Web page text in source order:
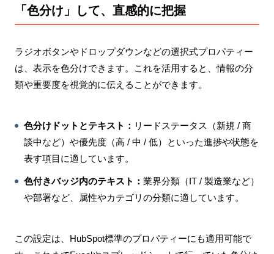
「色分け」して、直感的に把握
ラジオボタンやドロップダウンなどの選択式プロパティー
は、表示を色分けできます。これを活用すると、情報の分
類や重要度を視覚的に伝えることができます。
色分けドットとテキスト： リードステータス（新規 / 商
談中など）や優先度（高 / 中 / 低）といった進捗や状態を
表す項目に適しています。
色付きバッジ内のテキスト： 業界分類（IT / 製造業など）
や部署など、属性やカテゴリの分類に適しています。
この設定は、HubSpot標準のプロパティーにも適用可能で